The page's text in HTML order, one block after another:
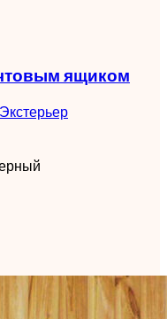
ящиком
Экстерьер